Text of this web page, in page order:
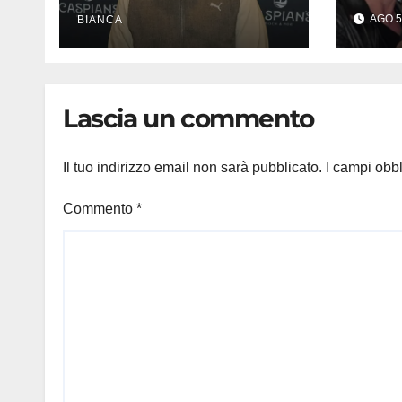
silenzio sulle sue
condizioni
BIANCA
Villa
AGO
Lascia un commento
Il tuo indirizzo email non sarà pubblicato. I campi
Commento *